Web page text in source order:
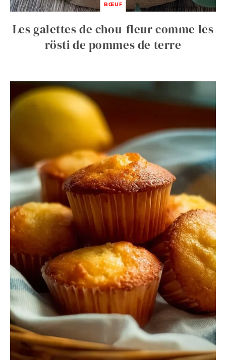
BŒUF
Les galettes de chou-fleur comme les
rösti de pommes de terre